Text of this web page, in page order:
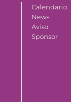
Calendario
News
Aviso
Sponsor